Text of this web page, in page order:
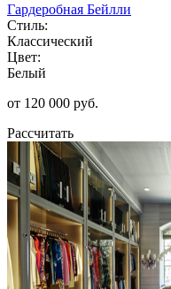
Гардеробная Бейлли
Стиль:
Классический
Цвет:
Белый
от 120 000 руб.
Рассчитать